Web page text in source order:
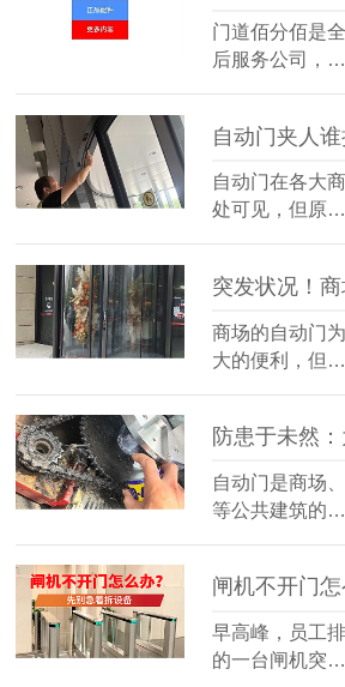
门道佰分佰是
后服务公司，…
自动门在各大
处可见，但原…
商场的自动门
大的便利，但…
自动门是商场
等公共建筑的…
早高峰，员工
的一台闸机突…